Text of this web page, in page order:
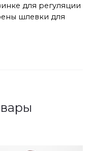
для регуляции
шлевки для